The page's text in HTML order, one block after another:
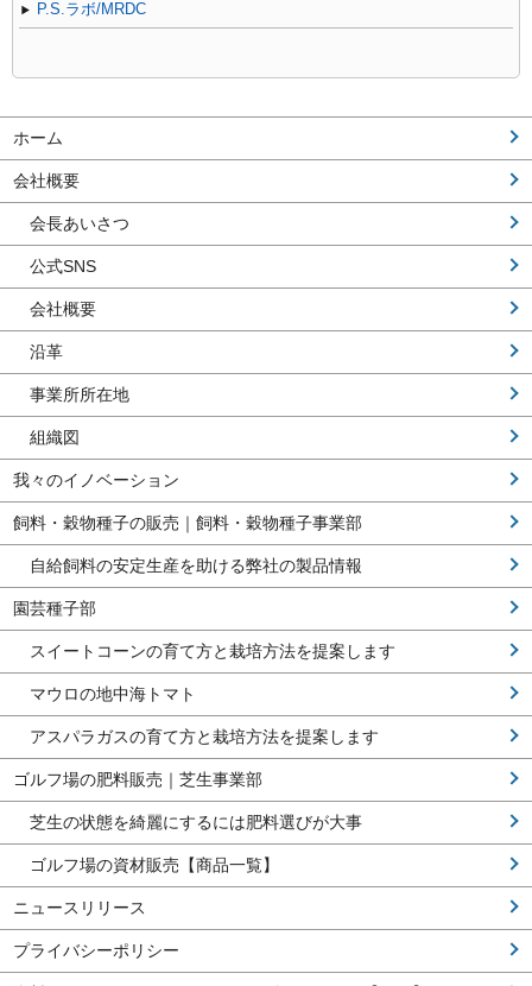
P.S.ラボ/MRDC
ホーム
会社概要
会長あいさつ
公式SNS
会社概要
沿革
事業所所在地
組織図
我々のイノベーション
飼料・穀物種子の販売｜飼料・穀物種子事業部
自給飼料の安定生産を助ける弊社の製品情報
園芸種子部
スイートコーンの育て方と栽培方法を提案します
マウロの地中海トマト
アスパラガスの育て方と栽培方法を提案します
ゴルフ場の肥料販売｜芝生事業部
芝生の状態を綺麗にするには肥料選びが大事
ゴルフ場の資材販売【商品一覧】
ニュースリリース
プライバシーポリシー